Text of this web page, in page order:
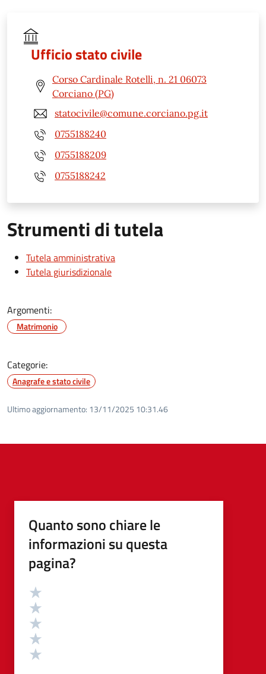
Ufficio stato civile
Corso Cardinale Rotelli, n. 21 06073
Corciano (PG)
statocivile@comune.corciano.pg.it
0755188240
0755188209
0755188242
Strumenti di tutela
Tutela amministrativa
Tutela giurisdizionale
Argomenti:
Matrimonio
Categorie:
Anagrafe e stato civile
Ultimo aggiornamento: 13/11/2025 10:31.46
Quanto sono chiare le
informazioni su questa
pagina?
Valutazione